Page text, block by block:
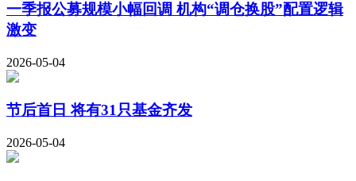
一季报公募规模小幅回调 机构“调仓换股”配置逻辑
激变
2026-05-04
节后首日 将有31只基金齐发
2026-05-04